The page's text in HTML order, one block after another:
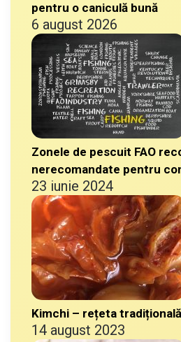
pentru o caniculă bună
6 august 2026
Zonele de pescuit FAO
nerecomandate pentru
23 iunie 2024
Kimchi – rețeta
14 august 2023